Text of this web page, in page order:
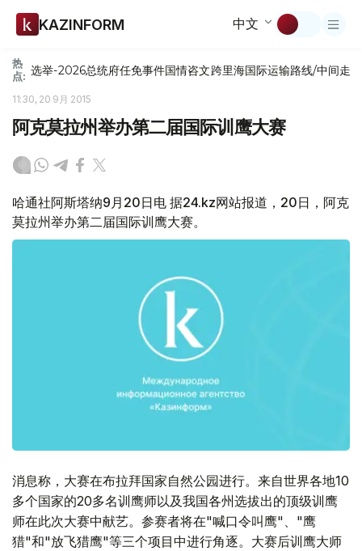
KAZINFORM 中文
热
点: 选举-2026总统府任免事件国情咨文跨里海国际运输路线/中间走廊
11:30, 20 9月 2015
阿克莫拉州举办第二届国际训鹰大赛
哈通社阿斯塔纳9月20日电 据24.kz网站报道，20日，阿克
莫拉州举办第二届国际训鹰大赛。
消息称，大赛在布拉拜国家自然公园进行。来自世界各地10
多个国家的20多名训鹰师以及我国各州选拔出的顶级训鹰
师在此次大赛中献艺。参赛者将在"喊口令叫鹰"、"鹰
猎"和"放飞猎鹰"等三个项目中进行角逐。大赛后训鹰大师